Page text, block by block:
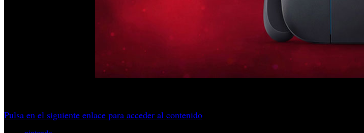
Pulsa en el siguiente enlace para acceder al contenido